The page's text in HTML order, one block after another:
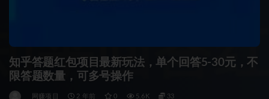
知乎答题红包项目最新玩法，单个回答5-30元，不
限答题数量，可多号操作
网赚项目 2 年前 0 5.6K 33